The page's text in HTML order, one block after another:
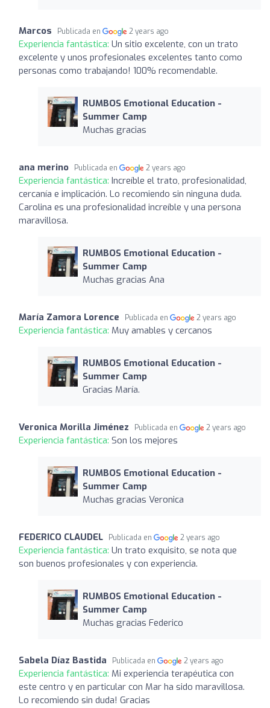
Marcos Publicada en 2 years ago
Experiencia fantástica: Un sitio excelente, con un trato
excelente y unos profesionales excelentes tanto como
personas como trabajando! 100% recomendable.
RUMBOS Emotional Education -
Summer Camp
Muchas gracias
ana merino Publicada en 2 years ago
Experiencia fantástica: Increíble el trato, profesionalidad,
cercanía e implicación. Lo recomiendo sin ninguna duda.
Carolina es una profesionalidad increíble y una persona
maravillosa.
RUMBOS Emotional Education -
Summer Camp
Muchas gracias Ana
María Zamora Lorence Publicada en 2 years ago
Experiencia fantástica: Muy amables y cercanos
RUMBOS Emotional Education -
Summer Camp
Gracias María.
Veronica Morilla Jiménez Publicada en 2 years ago
Experiencia fantástica: Son los mejores
RUMBOS Emotional Education -
Summer Camp
Muchas gracias Veronica
FEDERICO CLAUDEL Publicada en 2 years ago
Experiencia fantástica: Un trato exquisito, se nota que
son buenos profesionales y con experiencia.
RUMBOS Emotional Education -
Summer Camp
Muchas gracias Federico
Sabela Díaz Bastida Publicada en 2 years ago
Experiencia fantástica: Mi experiencia terapéutica con
este centro y en particular con Mar ha sido maravillosa.
Lo recomiendo sin duda! Gracias